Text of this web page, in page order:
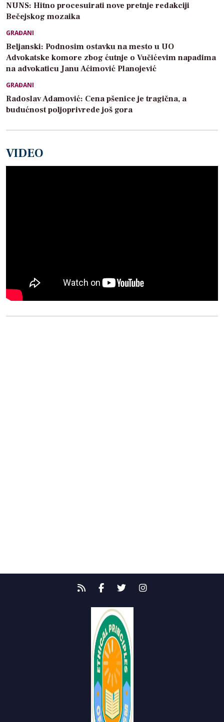
NUNS: Hitno procesuirati nove pretnje redakciji
Bečejskog mozaika
GRAĐANI
Beljanski: Podnosim ostavku na mesto u UO
Advokatske komore zbog ćutnje o Vučićevim napadima
na advokaticu Janu Aćimović Planojević
GRAĐANI
Radoslav Adamović: Cena pšenice je tragična, a
budućnost poljoprivrede još gora
VIDEO